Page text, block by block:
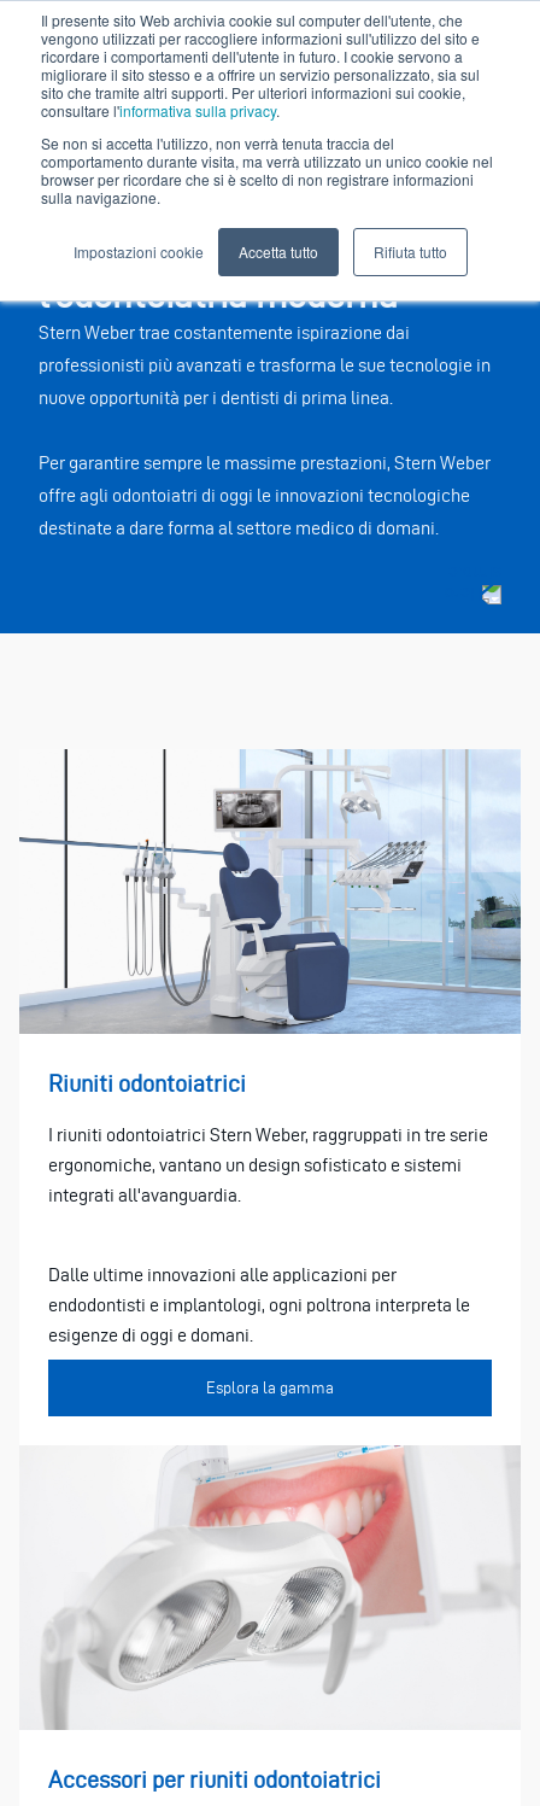
Il presente sito Web archivia cookie sul computer dell'utente, che
vengono utilizzati per raccogliere informazioni sull'utilizzo del sito e
ricordare i comportamenti dell'utente in futuro. I cookie servono a
migliorare il sito stesso e a offrire un servizio personalizzato, sia sul
sito che tramite altri supporti. Per ulteriori informazioni sui cookie,
consultare l'informativa sulla privacy.
Se non si accetta l'utilizzo, non verrà tenuta traccia del
comportamento durante visita, ma verrà utilizzato un unico cookie nel
browser per ricordare che si è scelto di non registrare informazioni
sulla navigazione.
Impostazioni cookie Accetta tutto Rifiuta tutto
I migliori strumenti per
l’odontoiatria moderna
Stern Weber trae costantemente ispirazione dai
professionisti più avanzati e trasforma le sue tecnologie in
nuove opportunità per i dentisti di prima linea.
Per garantire sempre le massime prestazioni, Stern Weber
offre agli odontoiatri di oggi le innovazioni tecnologiche
destinate a dare forma al settore medico di domani.
Riuniti odontoiatrici
I riuniti odontoiatrici Stern Weber, raggruppati in tre serie
ergonomiche, vantano un design sofisticato e sistemi
integrati all'avanguardia.
Dalle ultime innovazioni alle applicazioni per
endodontisti e implantologi, ogni poltrona interpreta le
esigenze di oggi e domani.
Esplora la gamma
Accessori per riuniti odontoiatrici